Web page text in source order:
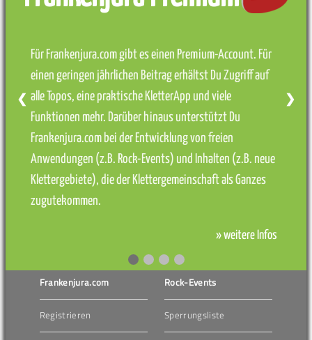
Für Frankenjura.com gibt es einen Premium-Account. Für
einen geringen jährlichen Beitrag erhältst Du Zugriff auf
alle Topos, eine praktische KletterApp und viele
Funktionen mehr. Darüber hinaus unterstützt Du
Frankenjura.com bei der Entwicklung von freien
Anwendungen (z.B. Rock-Events) und Inhalten (z.B. neue
Klettergebiete), die der Klettergemeinschaft als Ganzes
zugutekommen.
» weitere Infos
❮ ❯
Frankenjura.com
Registrieren
Rock-Events
Sperrungsliste